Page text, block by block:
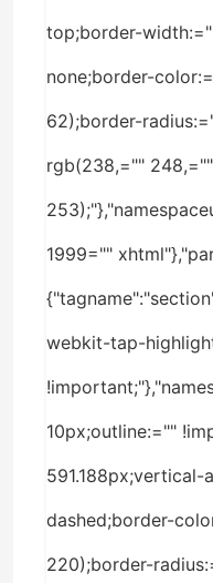
top;border-
none;border-
62);border-
rgb(238,="" 248,=""
1999=""
webkit-tap-
10px;outline:=""
dashed;border-
220);border-